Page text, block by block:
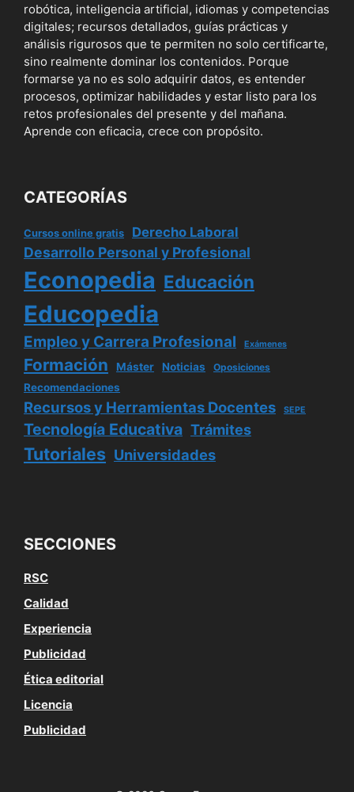
robótica, inteligencia artificial, idiomas y competencias
digitales; recursos detallados, guías prácticas y
análisis rigurosos que te permiten no solo certificarte,
sino realmente dominar los contenidos. Porque
formarse ya no es solo adquirir datos, es entender
procesos, optimizar habilidades y estar listo para los
retos profesionales del presente y del mañana.
Aprende con eficacia, crece con propósito.
CATEGORÍAS
Cursos online gratis Derecho Laboral
Desarrollo Personal y Profesional
Econopedia Educación
Educopedia
Empleo y Carrera Profesional Exámenes
Formación Máster Noticias Oposiciones
Recomendaciones
Recursos y Herramientas Docentes SEPE
Tecnología Educativa Trámites
Tutoriales Universidades
SECCIONES
RSC
Calidad
Experiencia
Publicidad
Ética editorial
Licencia
Publicidad